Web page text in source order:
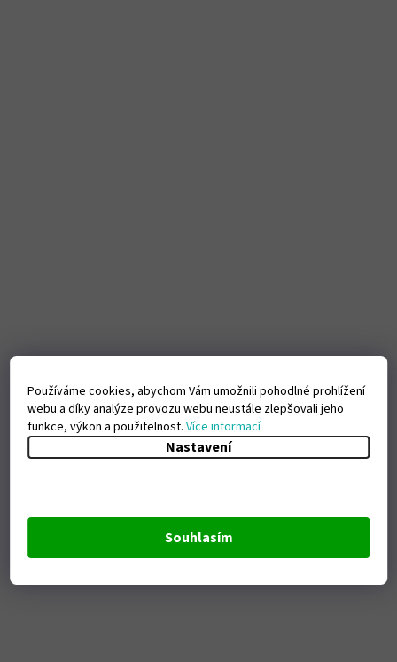
Používáme cookies, abychom Vám umožnili pohodlné prohlížení
webu a díky analýze provozu webu neustále zlepšovali jeho
funkce, výkon a použitelnost.Více informací
Nastavení
Souhlasím